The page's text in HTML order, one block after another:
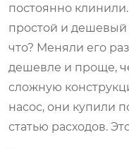
постоянно
простой и дешевый
что? Меняли его
дешевле и проще,
сложную
насос, они купили
статью расходов.